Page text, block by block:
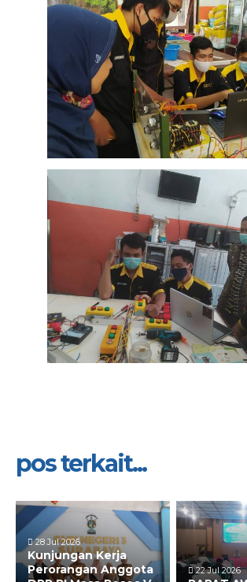
pos terkait...
28 Jul 2026
Kunjungan Kerja
Perorangan Anggota
22 Jul 2026